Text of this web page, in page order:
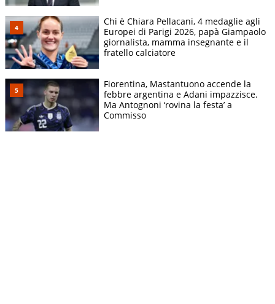
Chi è Chiara Pellacani, 4 medaglie agli
Europei di Parigi 2026, papà Giampaolo
giornalista, mamma insegnante e il
fratello calciatore
Fiorentina, Mastantuono accende la
febbre argentina e Adani impazzisce.
Ma Antognoni ‘rovina la festa’ a
Commisso